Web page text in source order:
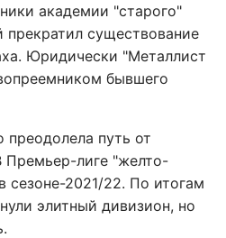
академии "старого"
существование
Юридически "Металлист
бывшего
преодолела путь от
Премьер-лиге "желто-
сезоне-2021/22. По итогам
элитный дивизион, но